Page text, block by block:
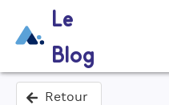
Le
Blog
Retour